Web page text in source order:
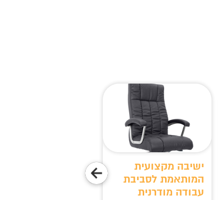
ישיבה מקצועית
המותאמת לסביבת
עבודה מודרנית